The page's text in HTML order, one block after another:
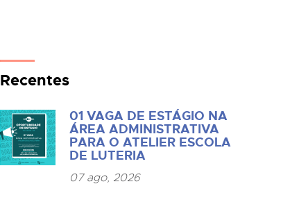
Recentes
01 VAGA DE ESTÁGIO NA
ÁREA ADMINISTRATIVA
PARA O ATELIER ESCOLA
DE LUTERIA
07 ago, 2026